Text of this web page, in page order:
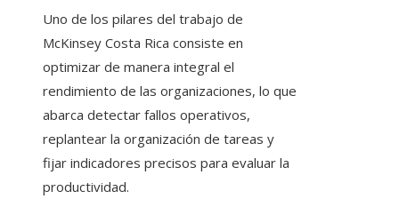
Uno de los pilares del trabajo de
McKinsey Costa Rica consiste en
optimizar de manera integral el
rendimiento de las organizaciones, lo que
abarca detectar fallos operativos,
replantear la organización de tareas y
fijar indicadores precisos para evaluar la
productividad.